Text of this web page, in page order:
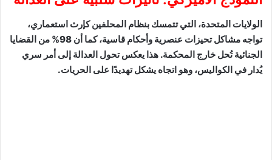
الولايات المتحدة، التي تتمسك بنظام المحلفين كإرث استعماري،
تواجه مشاكل تحيزات عنصرية وأحكام قاسية، كما أن 98% من القضايا
الجنائية تُحل خارج المحكمة. هذا يعكس تحول العدالة إلى أمر سري
يُدار في الكواليس، وهو اتجاه يشكل تهديدًا على الحريات.